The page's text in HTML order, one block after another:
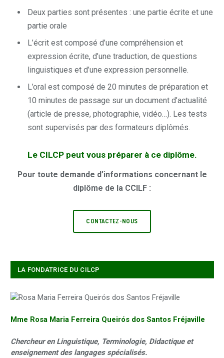
Deux parties sont présentes : une partie écrite et une
partie orale
L’écrit est composé d’une compréhension et
expression écrite, d’une traduction, de questions
linguistiques et d’une expression personnelle.
L’oral est composé de 20 minutes de préparation et
10 minutes de passage sur un document d’actualité
(article de presse, photographie, vidéo…). Les tests
sont supervisés par des formateurs diplômés.
Le CILCP peut vous préparer à ce diplôme.
Pour toute demande d’informations concernant le
diplôme de la CCILF :
CONTACTEZ-NOUS
LA FONDATRICE DU CILCP
Mme Rosa Maria Ferreira Queirós dos Santos Fréjaville
Chercheur en Linguistique, Terminologie, Didactique et
enseignement des langages spécialisés.